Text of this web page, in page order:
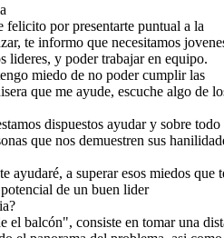
felicito por presentarte puntual a la
te informo que necesitamos
lideres, y poder trabajar en equipo.
miedo de no poder cumplir las
que me ayude, escuche algo de
dispuestos ayudar y sobre todo
que nos demuestren sus
ayudaré, a superar esos miedos que
de un buen lider
el balcón", consiste en tomar una